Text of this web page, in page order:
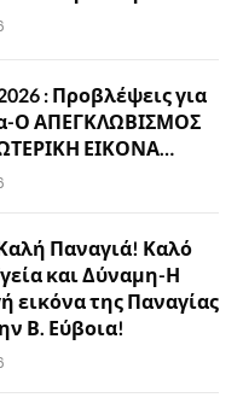
: Προβλέψεις για
Ο ΑΠΕΓΚΛΩΒΙΣΜΟΣ
ΕΙΚΟΝΑ…
Παναγιά! Καλό
και Δύναμη-Η
εικόνα της Παναγίας
Β. Εύβοια!